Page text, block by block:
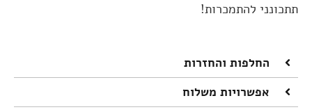
תתכונני להתמכרות!
החלפות והחזרות
אפשרויות משלוח